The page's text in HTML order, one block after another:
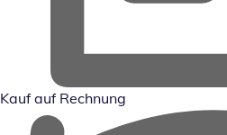
Kauf auf Rechnung